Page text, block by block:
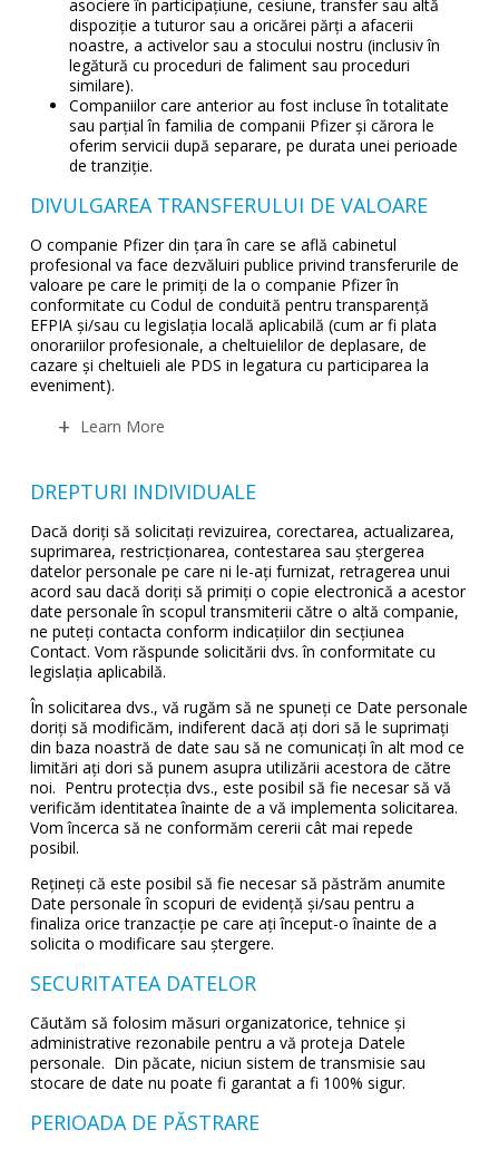
asociere în participațiune, cesiune, transfer sau altă
dispoziție a tuturor sau a oricărei părți a afacerii
noastre, a activelor sau a stocului nostru (inclusiv în
legătură cu proceduri de faliment sau proceduri
similare).
Companiilor care anterior au fost incluse în totalitate
sau parțial în familia de companii Pfizer și cărora le
oferim servicii după separare, pe durata unei perioade
de tranziție.
DIVULGAREA TRANSFERULUI DE VALOARE
O companie Pfizer din țara în care se află cabinetul
profesional va face dezvăluiri publice privind transferurile de
valoare pe care le primiți de la o companie Pfizer în
conformitate cu Codul de conduită pentru transparență
EFPIA și/sau cu legislația locală aplicabilă (cum ar fi plata
onorariilor profesionale, a cheltuielilor de deplasare, de
cazare și cheltuieli ale PDS in legatura cu participarea la
eveniment).
Learn More
DREPTURI INDIVIDUALE
Dacă doriți să solicitați revizuirea, corectarea, actualizarea,
suprimarea, restricționarea, contestarea sau ștergerea
datelor personale pe care ni le-ați furnizat, retragerea unui
acord sau dacă doriți să primiți o copie electronică a acestor
date personale în scopul transmiterii către o altă companie,
ne puteți contacta conform indicațiilor din secțiunea
Contact. Vom răspunde solicitării dvs. în conformitate cu
legislația aplicabilă.
În solicitarea dvs., vă rugăm să ne spuneți ce Date personale
doriți să modificăm, indiferent dacă ați dori să le suprimați
din baza noastră de date sau să ne comunicați în alt mod ce
limitări ați dori să punem asupra utilizării acestora de către
noi. Pentru protecția dvs., este posibil să fie necesar să vă
verificăm identitatea înainte de a vă implementa solicitarea.
Vom încerca să ne conformăm cererii cât mai repede
posibil.
Rețineți că este posibil să fie necesar să păstrăm anumite
Date personale în scopuri de evidență și/sau pentru a
finaliza orice tranzacție pe care ați început-o înainte de a
solicita o modificare sau ștergere.
SECURITATEA DATELOR
Căutăm să folosim măsuri organizatorice, tehnice și
administrative rezonabile pentru a vă proteja Datele
personale. Din păcate, niciun sistem de transmisie sau
stocare de date nu poate fi garantat a fi 100% sigur.
PERIOADA DE PĂSTRARE